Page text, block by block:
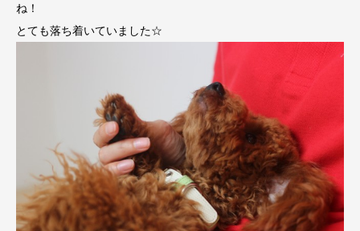
ね！
とても落ち着いていました☆